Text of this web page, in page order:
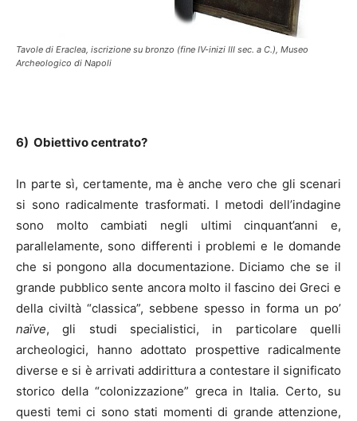
Tavole di Eraclea, iscrizione su bronzo (fine IV-inizi III sec. a C.), Museo
Archeologico di Napoli
6) Obiettivo centrato?
In parte sì, certamente, ma è anche vero che gli scenari
si sono radicalmente trasformati. I metodi dell’indagine
sono molto cambiati negli ultimi cinquant’anni e,
parallelamente, sono differenti i problemi e le domande
che si pongono alla documentazione. Diciamo che se il
grande pubblico sente ancora molto il fascino dei Greci e
della civiltà “classica”, sebbene spesso in forma un po’
naïve, gli studi specialistici, in particolare quelli
archeologici, hanno adottato prospettive radicalmente
diverse e si è arrivati addirittura a contestare il significato
storico della “colonizzazione” greca in Italia. Certo, su
questi temi ci sono stati momenti di grande attenzione,